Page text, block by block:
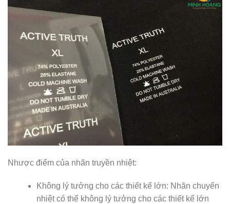
Nhược điểm của nhãn truyền nhiệt:
Không lý tưởng cho các thiết kế lớn: Nhãn chuyển
nhiệt có thể không lý tưởng cho các thiết kế lớn